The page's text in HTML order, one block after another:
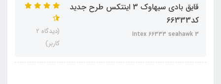
قایق بادی سیهاوک 3 اینتکس طرح جدید
کد66333
Intex 66333 seahawk 3
(دیدگاه 2
کاربر)